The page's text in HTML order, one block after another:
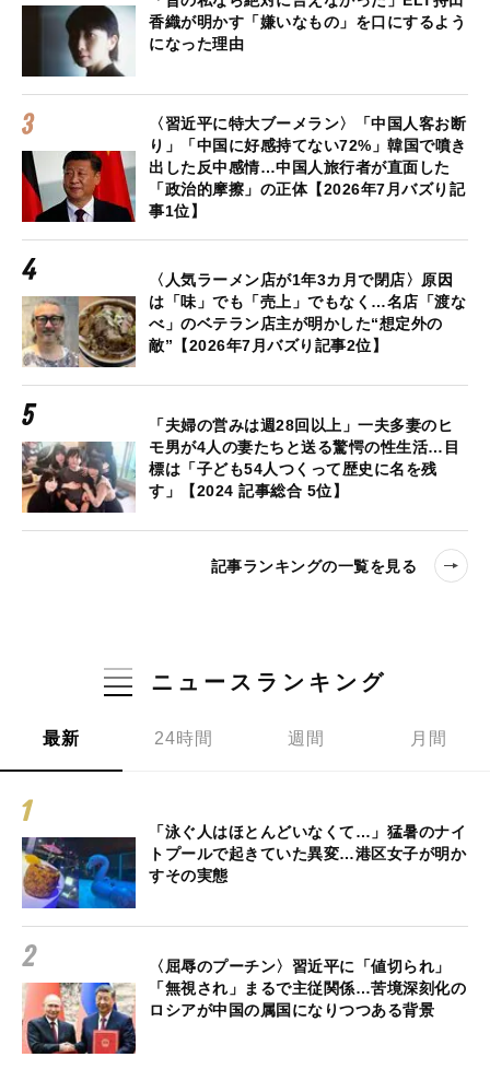
香織が明かす「嫌いなもの」を口にするよう
になった理由
〈習近平に特大ブーメラン〉「中国人客お断
り」「中国に好感持てない72%」韓国で噴き
出した反中感情…中国人旅行者が直面した
「政治的摩擦」の正体【2026年7月バズり記
事1位】
〈人気ラーメン店が1年3カ月で閉店〉原因
は「味」でも「売上」でもなく…名店「渡な
べ」のベテラン店主が明かした“想定外の
敵”【2026年7月バズり記事2位】
「夫婦の営みは週28回以上」一夫多妻のヒ
モ男が4人の妻たちと送る驚愕の性生活…目
標は「子ども54人つくって歴史に名を残
す」【2024 記事総合 5位】
記事ランキングの一覧を見る
ニュースランキング
最新 24時間 週間 月間
「泳ぐ人はほとんどいなくて…」猛暑のナイ
トプールで起きていた異変…港区女子が明か
すその実態
〈屈辱のプーチン〉習近平に「値切られ」
「無視され」まるで主従関係…苦境深刻化の
ロシアが中国の属国になりつつある背景